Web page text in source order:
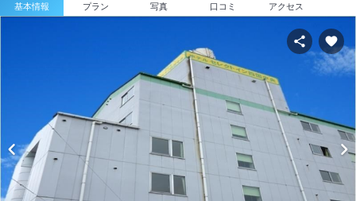
基本情報 プラン 写真 口コミ アクセス